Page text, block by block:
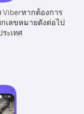
หากต้องการ
เลขหมายดังต่อไป
ระเทศ